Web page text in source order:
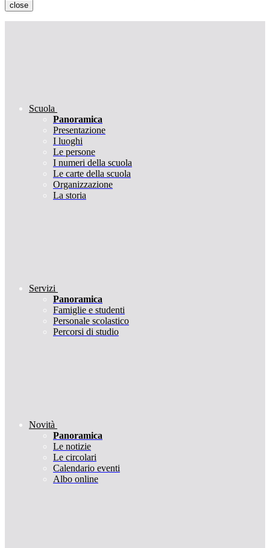
close
Scuola
Panoramica
Presentazione
I luoghi
Le persone
I numeri della scuola
Le carte della scuola
Organizzazione
La storia
Servizi
Panoramica
Famiglie e studenti
Personale scolastico
Percorsi di studio
Novità
Panoramica
Le notizie
Le circolari
Calendario eventi
Albo online